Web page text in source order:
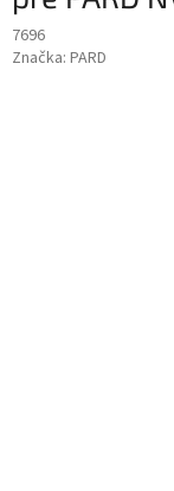
7696
Značka: PARD